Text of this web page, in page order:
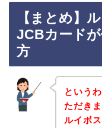
【まとめ】
JCBカード
方
という
ただき
ルイボ